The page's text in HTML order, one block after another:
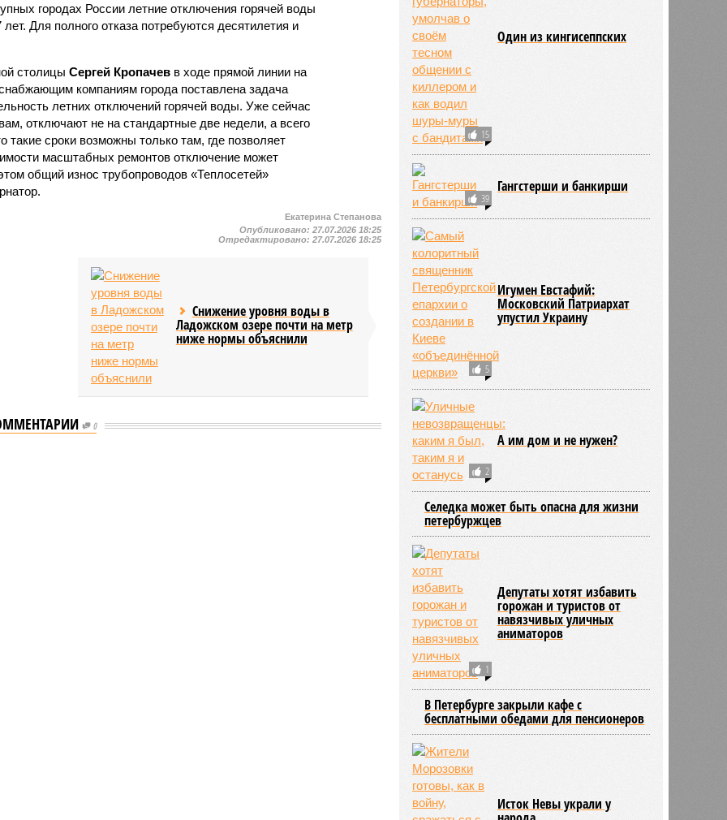
городах России летние отключения горячей воды
Для полного отказа потребуются десятилетия и
столицы Сергей Кропачевв ходе прямой линии на
компаниям города поставлена задача
летних отключений горячей воды. Уже сейчас
отключают не на стандартные две недели, а всего
сроки возможны только там, где позволяет
масштабных ремонтов отключение может
общий износ трубопроводов «Теплосетей»
Екатерина Степанова
Опубликовано:27.07.2026 18:25
Отредактировано:27.07.2026 18:25
Снижение уровня воды в
Ладожском озере почти на метр
ниже нормы объяснили
0
15
Один из кингисеппских
39
Гангстерши и банкирши
5
Игумен Евстафий:
Московский Патриархат
упустил Украину
2
А им дом и не нужен?
Селедка может быть опасна для жизни
петербуржцев
1
Депутаты хотят избавить
горожан и туристов от
навязчивых уличных
аниматоров
В Петербурге закрыли кафе с
бесплатными обедами для пенсионеров
Исток Невы украли у